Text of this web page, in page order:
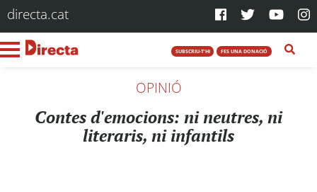
directa.cat
SUBSCRIU-T'HI FES UNA DONACIÓ
OPINIÓ
Contes d'emocions: ni neutres, ni
literaris, ni infantils